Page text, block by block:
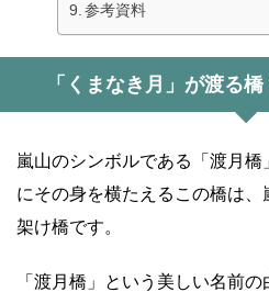
参考資料
「くまなき月」が渡る
嵐山のシンボルである「渡月
にその身を横たえるこの橋は
架け橋です。
「渡月橋」という美しい名前